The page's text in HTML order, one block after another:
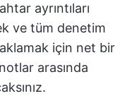
ayrıntıları
ve tüm denetim
için net bir
arasında